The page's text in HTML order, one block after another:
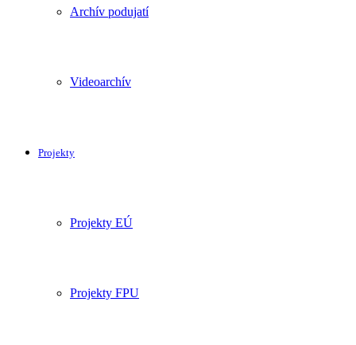
Archív podujatí
Videoarchív
Projekty
Projekty EÚ
Projekty FPU